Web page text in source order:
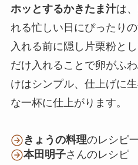
ホッとするかきたま汁は
れる忙しい日にぴったり
入れる前に隠し片栗粉と
だけ入れることで卵がふ
けはシンプル、仕上げに
な一杯に仕上がります。
きょうの料理のレシピ
本田明子さんのレシピ